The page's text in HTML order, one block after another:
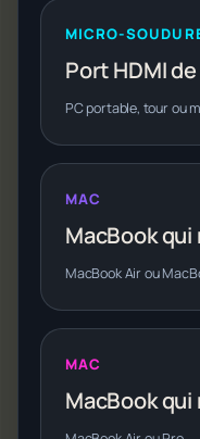
MICRO-
Port HDMI
PC portable, tour ou
MAC
MacBook
MacBook Air ou
MAC
MacBook